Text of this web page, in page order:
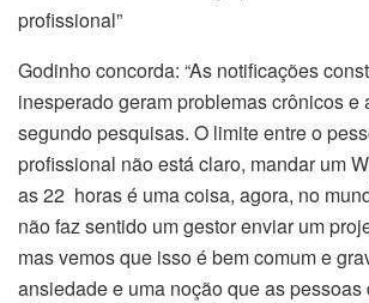
profissional”
Godinho concorda: “As notificações
inesperado geram problemas crônicos e
segundo pesquisas. O limite entre o
profissional não está claro, mandar um
as 22 horas é uma coisa, agora, no
não faz sentido um gestor enviar um
mas vemos que isso é bem comum e
ansiedade e uma noção que as pessoas